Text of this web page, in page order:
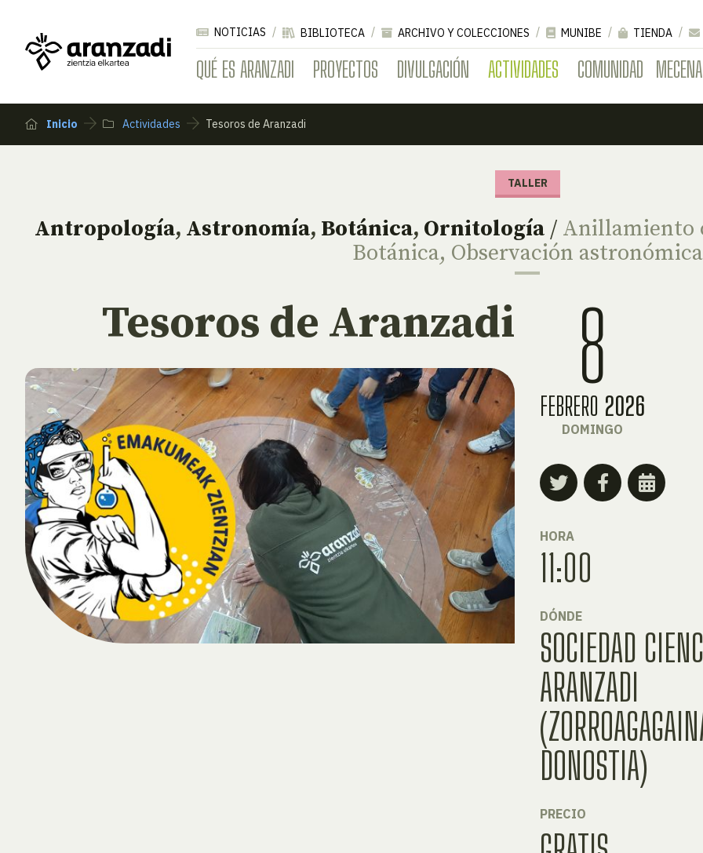
QUÉ ES ARANZADI PROYECTOS DIVULGACIÓN ACTIVIDADES COMUNIDAD
NOTICIAS BIBLIOTECA ARCHIVO Y COLECCIONES MUNIBE TIENDA
Inicio Actividades Tesoros de Aranzadi
TALLER
Antropología, Astronomía, Botánica, Ornitología/ Anillamiento
Botánica, Observación astronómica
Tesoros de Aranzadi 8
FEBRERO 2026
DOMINGO
HORA
11:00
DÓNDE
SOCIEDAD
ARANZADI
DONOSTIA)
PRECIO